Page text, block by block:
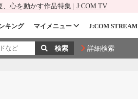
、心を動かす作品特集 | J:COM TV
キング マイメニュー J:COM STREAM
詳細検索